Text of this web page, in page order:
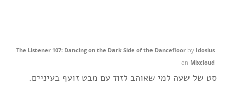
The Listener 107: Dancing on the Dark Side of the Dancefloor by Idosius
on Mixcloud
סט של שעה למי שאוהב לזוז עם מבט זועף בעיניים.